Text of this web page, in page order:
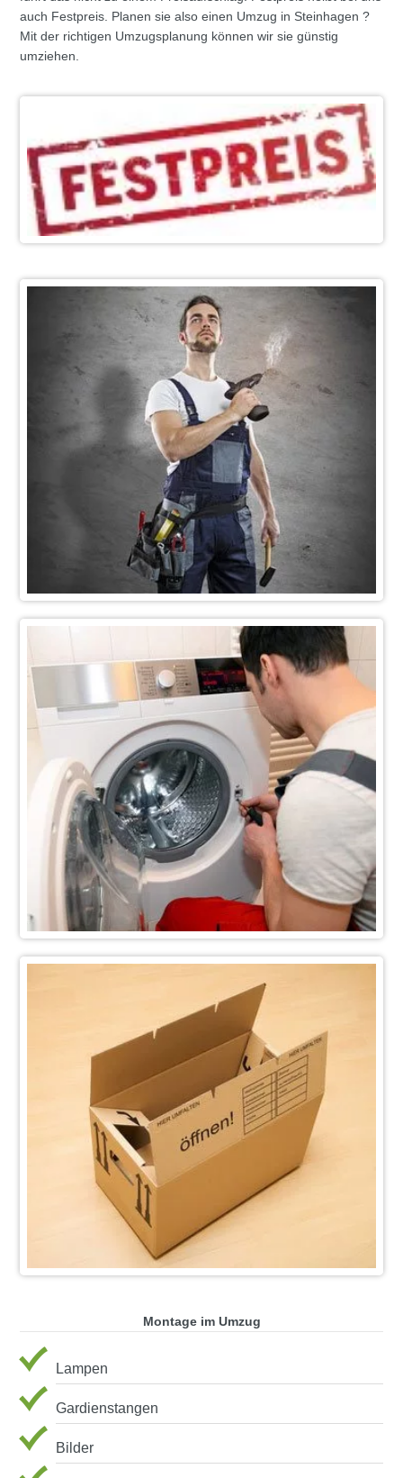
auch Festpreis. Planen sie also einen Umzug in Steinhagen ?
Mit der richtigen Umzugsplanung können wir sie günstig
umziehen.
Montage im Umzug
Lampen
Gardienstangen
Bilder